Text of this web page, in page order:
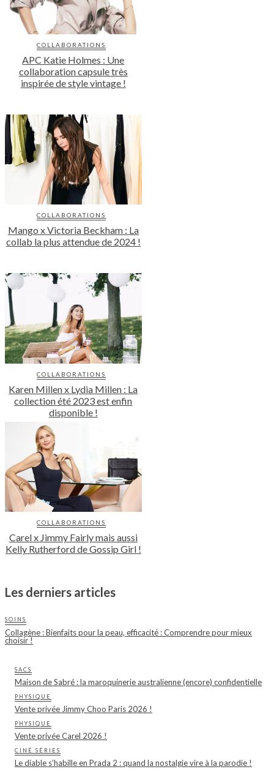
COLLABORATIONS
APC Katie Holmes : Une
collaboration capsule très
inspirée de style vintage !
COLLABORATIONS
Mango x Victoria Beckham : La
collab la plus attendue de 2024 !
COLLABORATIONS
Karen Millen x Lydia Millen : La
collection été 2023 est enfin
disponible !
COLLABORATIONS
Carel x Jimmy Fairly mais aussi
Kelly Rutherford de Gossip Girl !
Les derniers articles
SOINS
Collagène : Bienfaits pour la peau, efficacité : Comprendre pour mieux
choisir !
SACS
Maison de Sabré : la maroquinerie australienne (encore) confidentielle
PHYSIQUE
Vente privée Jimmy Choo Paris 2026 !
PHYSIQUE
Vente privée Carel 2026 !
CINÉ SÉRIES
Le diable s’habille en Prada 2 : quand la nostalgie vire à la parodie !